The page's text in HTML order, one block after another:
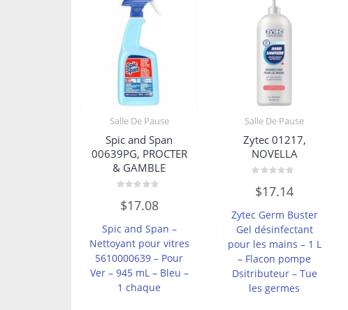
Salle De Pause
Spic and Span
00639PG, PROCTER
& GAMBLE
0
sur
$17.08
Spic and Span –
Nettoyant pour vitres
5610000639 – Pour
Ver – 945 mL – Bleu –
1 chaque
Salle De Pause
Zytec 01217,
NOVELLA
0
sur
$17.14
Zytec Germ Buster
Gel désinfectant
pour les mains – 1 L
– Flacon pompe
Dsitributeur – Tue
les germes